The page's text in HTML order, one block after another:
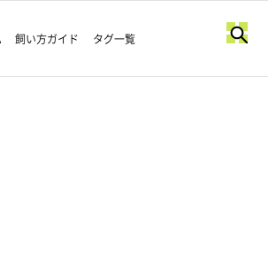
飼い方ガイド タグ一覧